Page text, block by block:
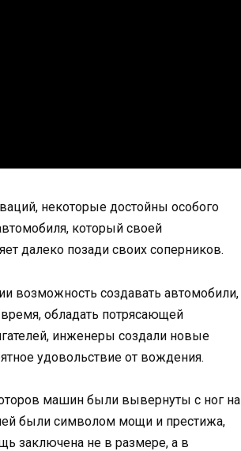
некоторые достойны особого
который своей
далеко позади своих соперников.
возможность создавать автомобили,
обладать потрясающей
инженеры создали новые
удовольствие от вождения.
машин были вывернуты с ног на
были символом мощи и престижа,
заключена не в размере, а в